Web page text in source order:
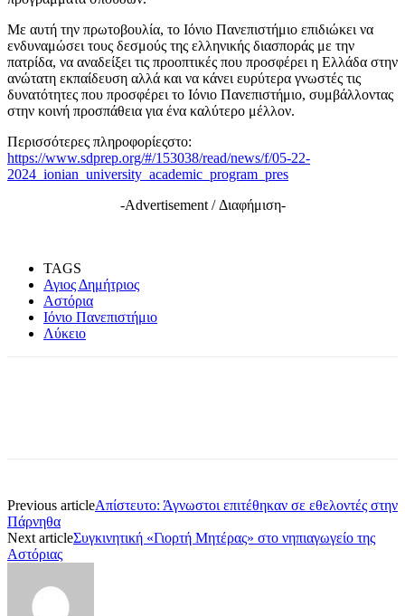
Με αυτή την πρωτοβουλία, το Ιόνιο Πανεπιστήμιο επιδιώκει να
ενδυναμώσει τους δεσμούς της ελληνικής διασποράς με την
πατρίδα, να αναδείξει τις προοπτικές που προσφέρει η Ελλάδα στην
ανώτατη εκπαίδευση αλλά και να κάνει ευρύτερα γνωστές τις
δυνατότητες που προσφέρει το Ιόνιο Πανεπιστήμιο, συμβάλλοντας
στην κοινή προσπάθεια για ένα καλύτερο μέλλον.
Περισσότερες πληροφορίεςστο:
https://www.sdprep.org/#/153038/read/news/f/05-22-
2024_ionian_university_academic_program_pres
-Advertisement / Διαφήμιση-
TAGS
Αγιος Δημήτριος
Αστόρια
Ιόνιο Πανεπιστήμιο
Λύκειο
Previous articleΑπίστευτο: Άγνωστοι επιτέθηκαν σε εθελοντές στην
Πάρνηθα
Next articleΣυγκινητική «Γιορτή Μητέρας» στο νηπιαγωγείο της
Αστόριας